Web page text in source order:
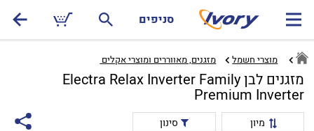
סניפים
מוצרי חשמל מזגנים, מאווררים ומוצרי אקלים ‏
מזגנים לבן Electra Relax Inverter Family
Premium Inverter
מיון
סינון